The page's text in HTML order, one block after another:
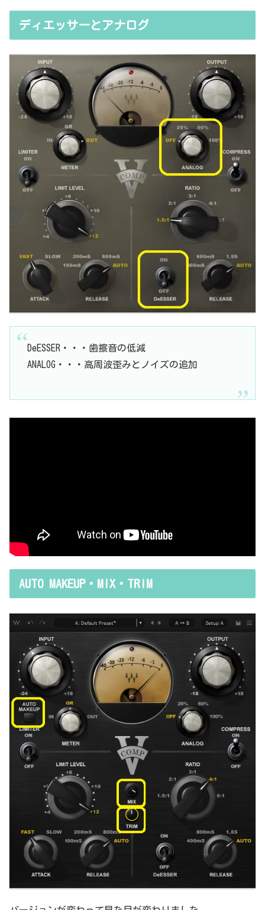
ディエッサーとアナログ
DeESSER・・・歯擦音の低減
ANALOG・・・高周波歪みとノイズの追加
AUTO MAKEUP・MIX・TRIM